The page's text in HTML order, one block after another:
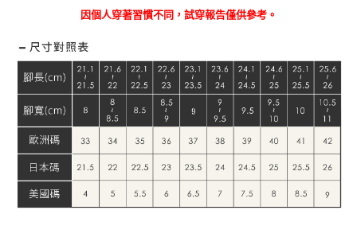
因個人穿著習慣不同，試穿報告僅供參考。